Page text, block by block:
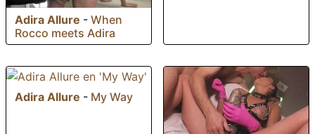
Adira Allure - When
Rocco meets Adira
Adira Allure - My Way